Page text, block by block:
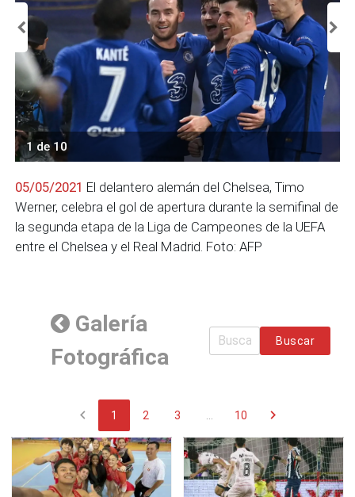
1 de 10
05/05/2021 El delantero alemán del Chelsea, Timo
Werner, celebra el gol de apertura durante la semifinal de
la segunda etapa de la Liga de Campeones de la UEFA
entre el Chelsea y el Real Madrid. Foto: AFP
Galería
Fotográfica
Buscar
chevron_left 1 2 3 10 chevron_right